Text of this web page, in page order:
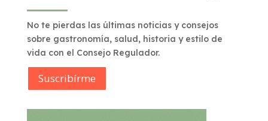
No te pierdas las últimas noticias y consejos
sobre gastronomía, salud, historia y estilo de
vida con el Consejo Regulador.
Suscribírme